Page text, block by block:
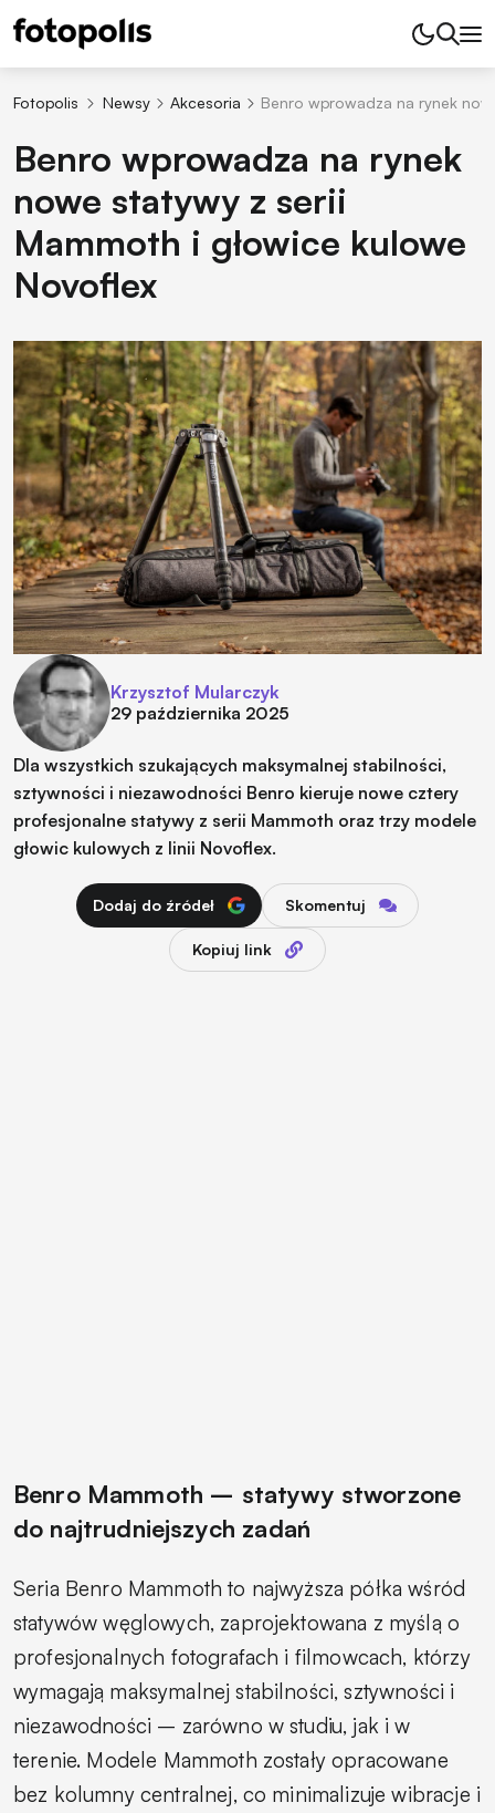
Fotopolis Newsy Akcesoria Benro wprowadza na rynek
Benro wprowadza na rynek
nowe statywy z serii
Mammoth i głowice kulowe
Novoflex
Krzysztof Mularczyk
29 października 2025
Dla wszystkich szukających maksymalnej stabilności,
sztywności i niezawodności Benro kieruje nowe cztery
profesjonalne statywy z serii Mammoth oraz trzy modele
głowic kulowych z linii Novoflex.
Dodaj do źródeł Skomentuj
Kopiuj link
Benro Mammoth – statywy stworzone
do najtrudniejszych zadań
Seria Benro Mammoth to najwyższa półka wśród
statywów węglowych, zaprojektowana z myślą o
profesjonalnych fotografach i filmowcach, którzy
wymagają maksymalnej stabilności, sztywności i
niezawodności – zarówno w studiu, jak i w
terenie. Modele Mammoth zostały opracowane
bez kolumny centralnej, co minimalizuje wibracje i